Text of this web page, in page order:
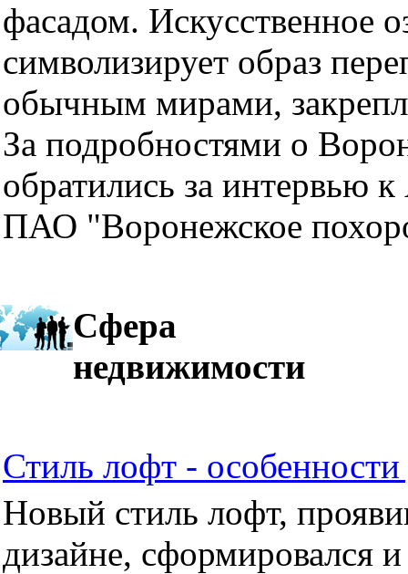
фасадом. Искусственное
символизирует образ
обычным мирами,
За подробностями о
обратились за интервью
ПАО "Воронежское
Сфера
недвижимости
Стиль лофт -
Новый стиль лофт,
дизайне, сформировался